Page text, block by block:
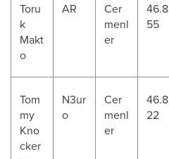
Toru
k
Makt
o
AR
Cer
menl
er
46.8
55
Tom
my
Kno
cker
N3ur
o
Cer
menl
er
46.8
22